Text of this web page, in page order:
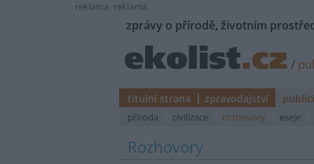
reklama reklama
zprávy o přírodě, životním
/
titulní strana zpravodajství
příroda civilizace rozhovory eseje
Rozhovory